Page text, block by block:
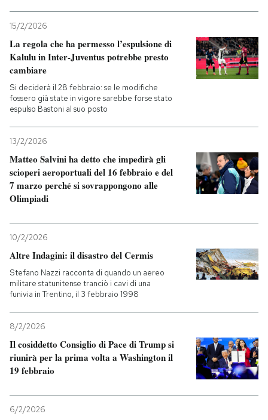
15/2/2026
La regola che ha permesso l’espulsione di
Kalulu in Inter-Juventus potrebbe presto
cambiare
Si deciderà il 28 febbraio: se le modifiche
fossero già state in vigore sarebbe forse stato
espulso Bastoni al suo posto
13/2/2026
Matteo Salvini ha detto che impedirà gli
scioperi aeroportuali del 16 febbraio e del
7 marzo perché si sovrappongono alle
Olimpiadi
10/2/2026
Altre Indagini: il disastro del Cermis
Stefano Nazzi racconta di quando un aereo
militare statunitense tranciò i cavi di una
funivia in Trentino, il 3 febbraio 1998
8/2/2026
Il cosiddetto Consiglio di Pace di Trump si
riunirà per la prima volta a Washington il
19 febbraio
6/2/2026